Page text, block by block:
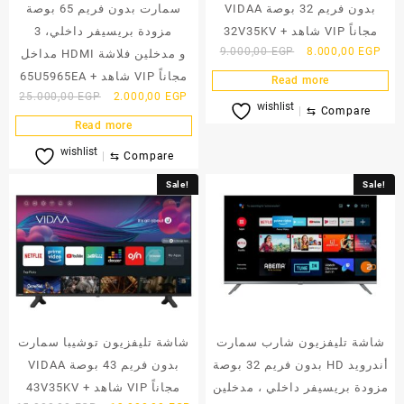
سمارت بدون فريم 65 بوصة
مزودة بريسيفر داخلي، 3
مداخل HDMI و مدخلين فلاشة
65U5965EA + شاهد VIP مجاناً
25.000,00EGP
Original
price
was:
25.000,00 EGP.
2.000,00 EGP Current
price
is:
Read more
wishlist ⇆ Compare
VIDAA بدون فريم 32 بوصة
32V35KV + شاهد VIP مجاناً
9.000,00EGP
Original
price
was:
9.000,00 EGP.
8.000,00 EGP
is:
Read more
wishlist ⇆ Compare
Sale!
شاشة تليفزيون توشيبا سمارت
VIDAA بدون فريم 43 بوصة
43V35KV + شاهد VIP مجاناً
Sale!
شاشة تليفزيون شارب سمارت
بدون فريم 32 بوصة HD أندرويد
مزودة بريسيفر داخلي ، مدخلين